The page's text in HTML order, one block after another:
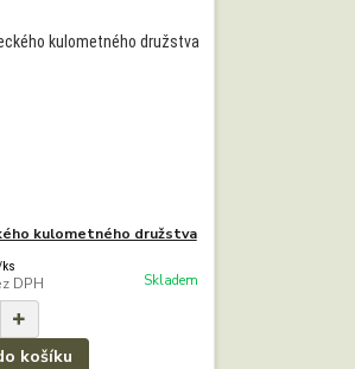
kulometného družstva
ks
DPH Skladem
košíku